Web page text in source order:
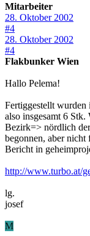
Mitarbeiter
28. Oktober 2002
#4
28. Oktober 2002
#4
Flakbunker Wien
Hallo Pelema!
Fertiggestellt wurden
also insgesamt 6
Bezirk=> nördlich
begonnen, aber nicht
Bericht in
http://www.turbo.at/
lg.
josef
M